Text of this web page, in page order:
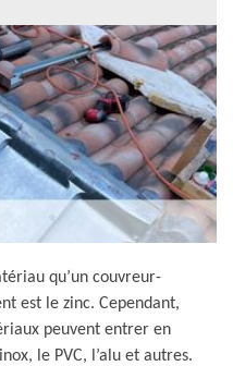
qu’un couvreur-
est le zinc. Cependant,
peuvent entrer en
le PVC, l’alu et autres.